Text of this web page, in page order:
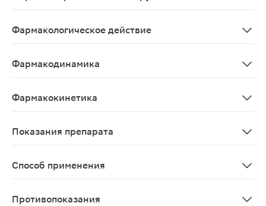
Фармакологическое действие
Фармакодинамика
Фармакокинетика
Показания препарата
Способ применения
Противопоказания